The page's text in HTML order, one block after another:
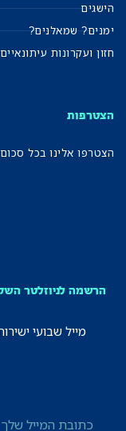
הישגים
ימנים? שמאלנים?
חזון ועקרונות עיתונאיים
הצטרפות
הצטרפו אלינו בכל סכום
הרשמה לניוזלטר
מייל שבועי